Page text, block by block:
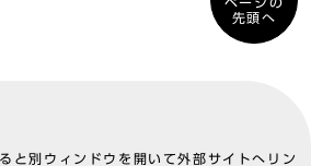
先頭へ
と別ウィンドウを開いて外部サイトへリン